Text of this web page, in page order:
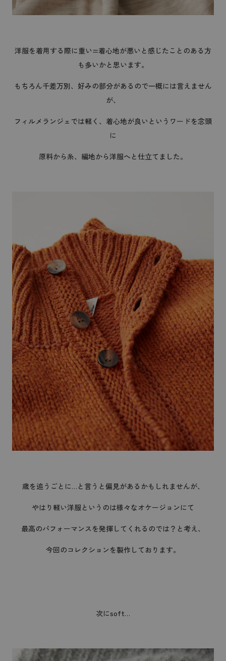
洋服を着用する際に重い=着心地が悪いと感じたことのある方
も多いかと思います。
もちろん千差万別、好みの部分があるので一概には言えません
が、
フィルメランジェでは軽く、着心地が良いというワードを念頭
に
原料から糸、編地から洋服へと仕立てました。
歳を追うごとに…と言うと偏見があるかもしれませんが、
やはり軽い洋服というのは様々なオケージョンにて
最高のパフォーマンスを発揮してくれるのでは？と考え、
今回のコレクションを製作しております。
次にsoft…